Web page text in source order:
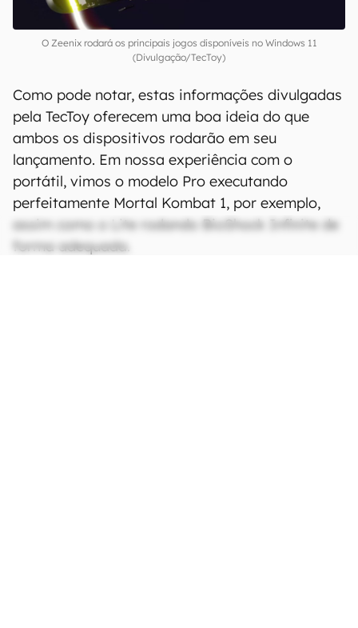
O Zeenix rodará os principais jogos disponíveis no Windows 11
(Divulgação/TecToy)
Como pode notar, estas informações divulgadas
pela TecToy oferecem uma boa ideia do que
ambos os dispositivos rodarão em seu
lançamento. Em nossa experiência com o
portátil, vimos o modelo Pro executando
perfeitamente Mortal Kombat 1, por exemplo,
assim como o Lite rodando BioShock Infinite de
forma adequada.